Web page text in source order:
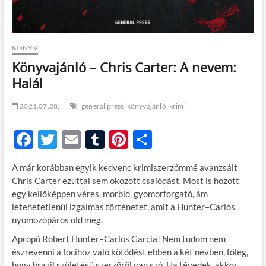
KÖNYV
Könyvajánló – Chris Carter: A nevem:
Halál
2021.07.28. general press könyvajánló krimi
F
e
b
o
o
k
T
itt
er
E
ail
T
m
bl
r
Pi
er
es
t
O
za
m
e
g
A már korábban egyik kedvenc krimiszerzőmmé avanzsált
Chris Carter ezúttal sem okozott csalódást. Most is hozott
egy kellőképpen véres, morbid, gyomorforgató, ám
letehetetlenül izgalmas történetet, amit a Hunter–Carlos
nyomozópáros old meg.
Apropó Robert Hunter–Carlos Garcia! Nem tudom nem
észrevenni a focihoz való kötődést ebben a két névben, főleg,